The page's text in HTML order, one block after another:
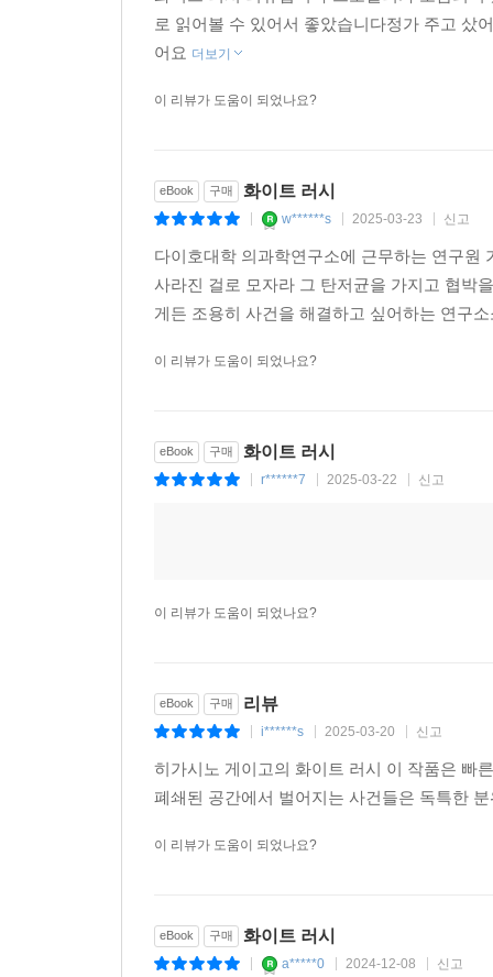
등장인물인 둘은 정규 코스 외 활주 단속을 계
이어받는 것에 고민이 깊은 치아키의 속마음을
스키장의 패트롤로 일하고 있는지, 그 이유를
관료주의와 거대한 위험 앞에서 보신과 양심 사이
이 작품을 관통하고 있는 가장 큰 키워드는 바로
퍼져나가 엄청난 피해를 일으킬 수 있는 위험한
제조를 알고도 중지시키지 않고 기술 축적에 도
완수하지 못하는 부하 직원에게 호통을 치는
요소로서 작용한다.
로 읽어볼 수 있어서 좋았습니다정가 주고 샀
어요 더보기
이 리뷰가 도움이 되었나요?
eBook 구매 화이트 러시
w******s 2025-03-23 신고
다이호대학 의과학연구소에 근무하는 연구원
사라진 걸로 모자라 그 탄저균을 가지고 협박
게든 조용히 사건을 해결하고 싶어하는 연구
이 리뷰가 도움이 되었나요?
eBook 구매 화이트 러시
r******7 2025-03-22 신고
이 리뷰가 도움이 되었나요?
eBook 구매 리뷰
i******s 2025-03-20 신고
히가시노 게이고의 화이트 러시 이 작품은 빠
폐쇄된 공간에서 벌어지는 사건들은 독특한
이 리뷰가 도움이 되었나요?
eBook 구매 화이트 러시
a*****0 2024-12-08 신고